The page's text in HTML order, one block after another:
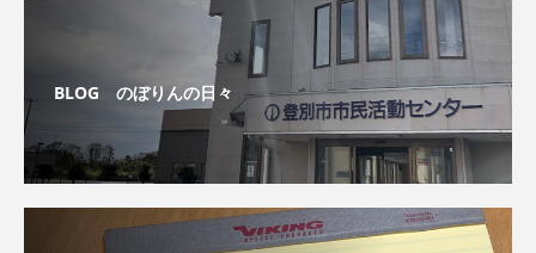
BLOG のぼりんの日々